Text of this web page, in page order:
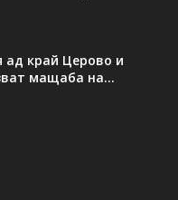
ад край Церово и
мащаба на...